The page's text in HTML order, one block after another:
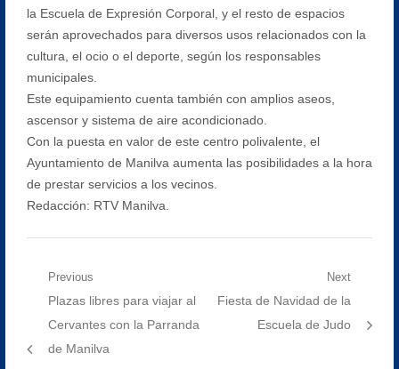
la Escuela de Expresión Corporal, y el resto de espacios
serán aprovechados para diversos usos relacionados con la
cultura, el ocio o el deporte, según los responsables
municipales.
Este equipamiento cuenta también con amplios aseos,
ascensor y sistema de aire acondicionado.
Con la puesta en valor de este centro polivalente, el
Ayuntamiento de Manilva aumenta las posibilidades a la hora
de prestar servicios a los vecinos.
Redacción: RTV Manilva.
Navegación
entradas
Previous
Previous
post:
Plazas libres para viajar al
Cervantes con la Parranda
de Manilva
Next
Next
Fiesta de Navidad de la
Escuela de Judo